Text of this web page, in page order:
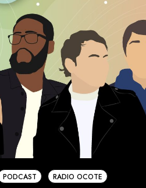
PODCAST RADIO OCOTE